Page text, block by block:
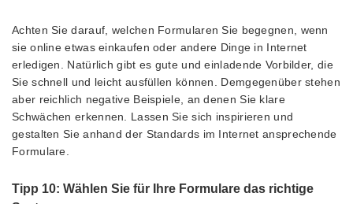
Achten Sie darauf, welchen Formularen Sie begegnen, wenn
sie online etwas einkaufen oder andere Dinge in Internet
erledigen. Natürlich gibt es gute und einladende Vorbilder, die
Sie schnell und leicht ausfüllen können. Demgegenüber stehen
aber reichlich negative Beispiele, an denen Sie klare
Schwächen erkennen. Lassen Sie sich inspirieren und
gestalten Sie anhand der Standards im Internet ansprechende
Formulare.
Tipp 10: Wählen Sie für Ihre Formulare das richtige